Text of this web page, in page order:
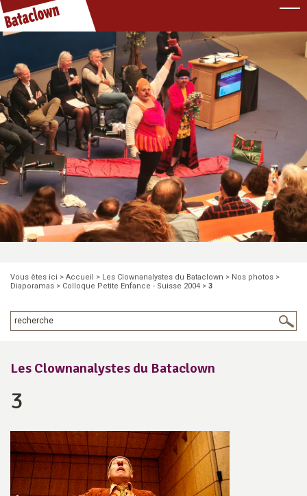
Vous êtes ici > Accueil > Les Clownanalystes du Bataclown > Nos photos >
Diaporamas > Colloque Petite Enfance - Suisse 2004 > 3
Les Clownanalystes du Bataclown
3